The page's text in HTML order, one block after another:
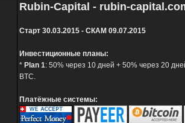
Rubin-Capital - rubin-
Старт 30.03.2015 - СКАМ 09.07.2015
Инвестиционные планы:
* Plan 1: 50% через 10 дней + 50% через 20
BTC.
Платёжные системы: